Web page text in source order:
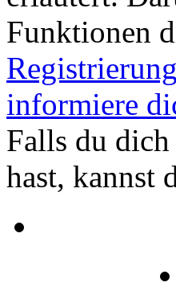
Funktionen
informiere
Falls du
hast, kannst